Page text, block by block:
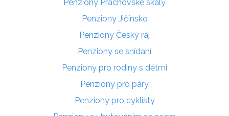
Penziony Prachovské skály
Penziony Jičínsko
Penziony Český ráj
Penziony se snídaní
Penziony pro rodiny s dětmi
Penziony pro páry
Penziony pro cyklisty